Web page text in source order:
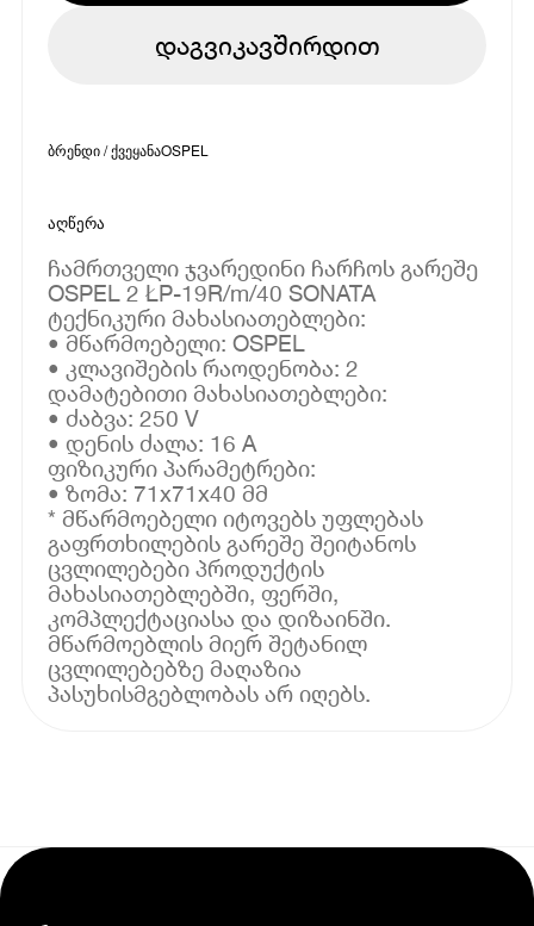
დაგვიკავშირდით
ბრენდი / ქვეყანაOSPEL
აღწერა
ჩამრთველი ჯვარედინი ჩარჩოს გარეშე
OSPEL 2 ŁP-19R/m/40 SONATA
ტექნიკური მახასიათებლები:
• მწარმოებელი: OSPEL
• კლავიშების რაოდენობა: 2
დამატებითი მახასიათებლები:
• ძაბვა: 250 V
• დენის ძალა: 16 A
ფიზიკური პარამეტრები:
• ზომა: 71x71x40 მმ
* მწარმოებელი იტოვებს უფლებას
გაფრთხილების გარეშე შეიტანოს
ცვლილებები პროდუქტის
მახასიათებლებში, ფერში,
კომპლექტაციასა და დიზაინში.
მწარმოებლის მიერ შეტანილ
ცვლილებებზე მაღაზია
პასუხისმგებლობას არ იღებს.